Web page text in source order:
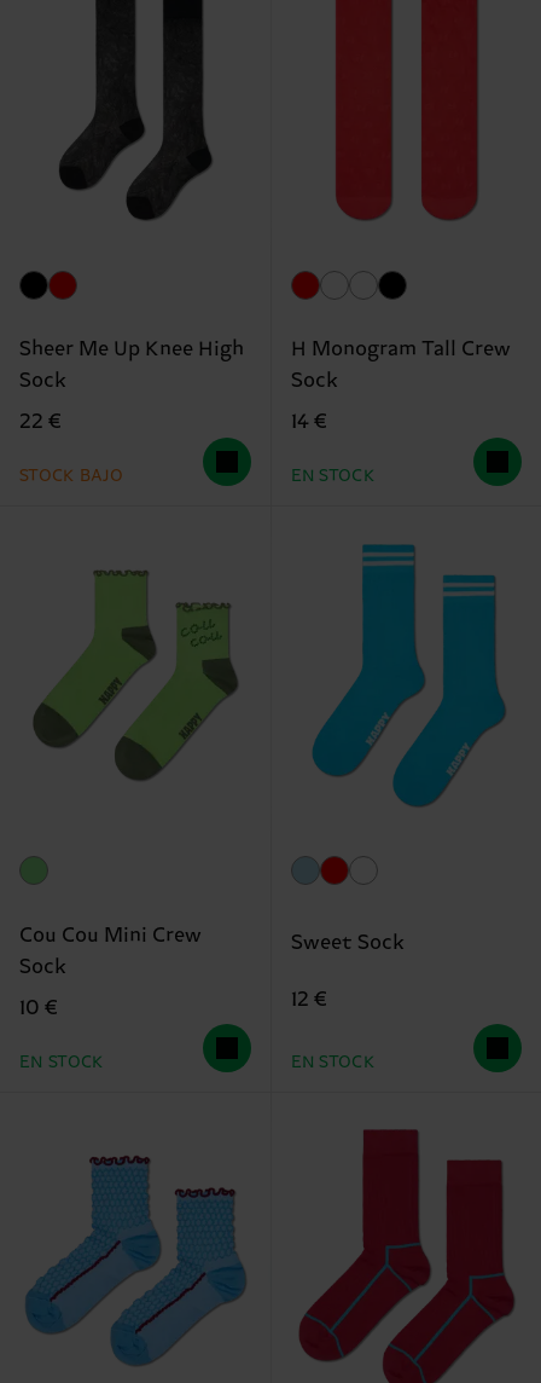
Sheer Me Up Knee High
Sock
22 €
STOCK BAJO
H Monogram Tall Crew
Sock
14 €
EN STOCK
Cou Cou Mini Crew
Sock
10 €
EN STOCK
Sweet Sock
12 €
EN STOCK